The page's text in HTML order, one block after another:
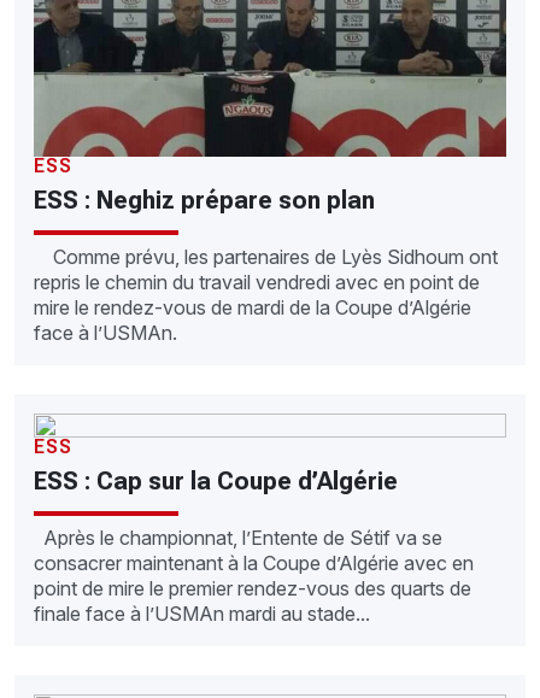
ESS
ESS : Neghiz prépare son plan
Comme prévu, les partenaires de Lyès Sidhoum ont
repris le chemin du travail vendredi avec en point de
mire le rendez-vous de mardi de la Coupe d’Algérie
face à l’USMAn.
ESS
ESS : Cap sur la Coupe d’Algérie
Après le championnat, l’Entente de Sétif va se
consacrer maintenant à la Coupe d’Algérie avec en
point de mire le premier rendez-vous des quarts de
finale face à l’USMAn mardi au stade...